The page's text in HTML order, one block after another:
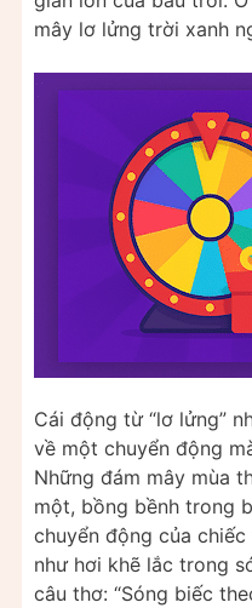
mây lơ lửng trời xanh
Cái động từ “lơ lửng”
về một chuyển động
Những đám mây mùa
một, bồng bềnh trong
chuyển động của
như hơi khẽ lắc trong
câu thơ: “Sóng biếc